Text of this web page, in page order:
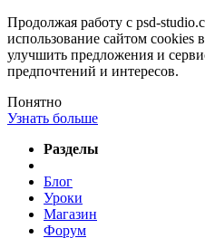
Продолжая работу с psd-
использование сайтом cookies
улучшить предложения и
предпочтений и интересов.
Понятно
Узнать больше
Разделы
Блог
Уроки
Магазин
Форум